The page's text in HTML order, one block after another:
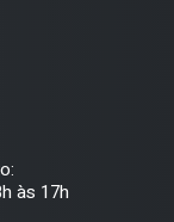
às 17h